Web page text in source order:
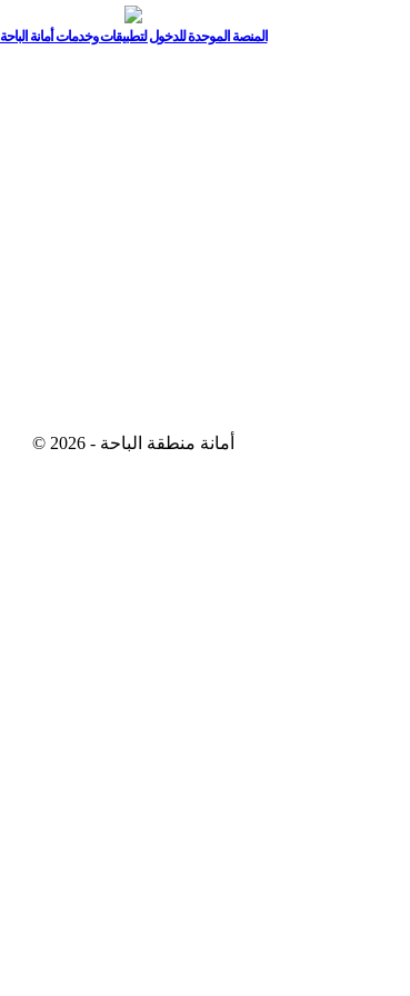
المنصة الموحدة للدخول لتطبيقات وخدمات أمانة الباحة
© 2026 - أمانة منطقة الباحة